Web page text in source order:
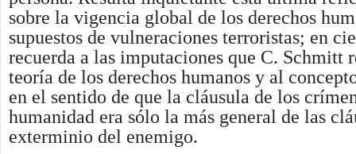
sobre la vigencia global de los derechos
supuestos de vulneraciones terroristas; en
recuerda a las imputaciones que C. Schmitt
teoría de los derechos humanos y al
en el sentido de que la cláusula de los
humanidad era sólo la más general de las
exterminio del enemigo.